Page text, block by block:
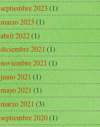
septiembre 2023(1)
marzo 2023(1)
abril 2022(1)
diciembre 2021(1)
noviembre 2021(1)
junio 2021(1)
mayo 2021(1)
marzo 2021(3)
septiembre 2020(1)